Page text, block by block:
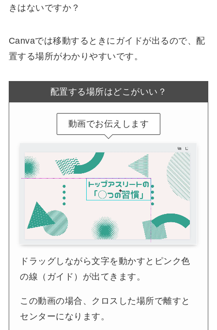
きはないですか？
Canvaでは移動するときにガイドが出るので、配
置する場所がわかりやすいです。
配置する場所はどこがいい？
動画でお伝えします
ドラッグしながら文字を動かすとピンク色
の線（ガイド）が出てきます。
この動画の場合、クロスした場所で離すと
センターになります。